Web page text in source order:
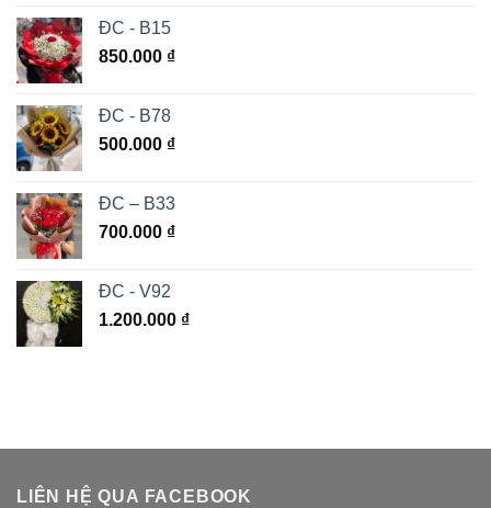
ĐC - B15
850.000 ₫
ĐC - B78
500.000 ₫
ĐC – B33
700.000 ₫
ĐC - V92
1.200.000 ₫
LIÊN HỆ QUA FACEBOOK